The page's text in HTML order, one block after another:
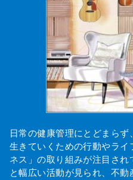
日常の健康管理にとどまら
生きていくための行動やラ
ネス」の取り組みが注目さ
と幅広い活動が見られ、不